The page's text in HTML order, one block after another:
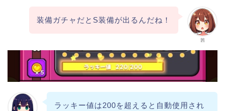
茜
装備ガチャだとS装備が出るんだね！
ラッキー値は200を超えると自動使用され